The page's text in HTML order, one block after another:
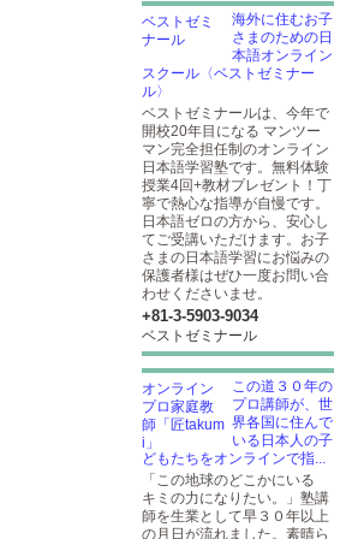
海外に住むお子
さまのための日
本語オンライン
スクール〈ベストゼミナー
ル〉
ベストゼミナールは、今年で
開校20年目になる マンツー
マン完全担任制のオンライン
日本語学習塾です。無料体験
授業4回+教材プレゼント！丁
寧で熱心な指導が自慢です。
日本語ゼロの方から、安心し
てご受講いただけます。お子
さまの日本語学習にお悩みの
保護者様はぜひ一度お問い合
わせくださいませ。
+81-3-5903​-9034
ベストゼミナール
この道３０年の
プロ講師が、世
界各国に住んで
いる日本人の子
どもたちをオンラインで指...
「この地球のどこかにいる
キミの力になりたい。」塾講
師を生業として早３０年以上
の月日が流れました。素晴ら